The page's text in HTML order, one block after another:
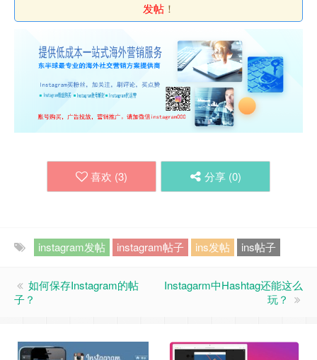
发帖！
喜欢 (3) 分享 (0)
instagram发帖 instagram帖子 ins发帖 ins帖子
如何保存Instagram的帖
子？
Instagarm中Hashtag还能这么
玩？